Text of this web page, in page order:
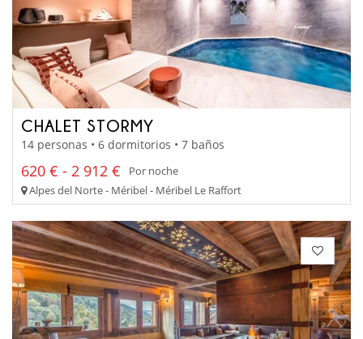
CHALET STORMY
14 personas • 6 dormitorios • 7 baños
620 € - 2 912 €
Por noche
Alpes del Norte - Méribel - Méribel Le Raffort